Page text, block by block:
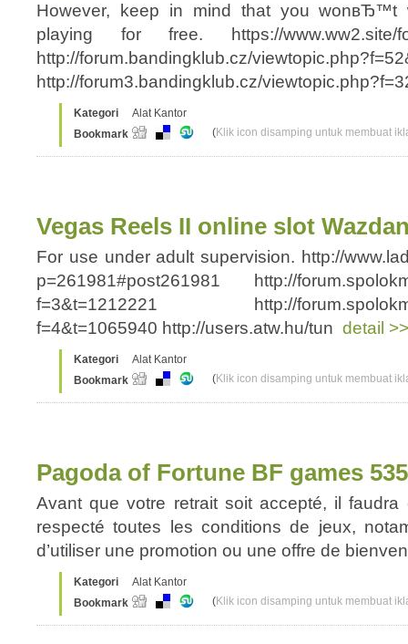
However, keep in mind that you wonвЂ™t
playing for free. https://www.ww2.site/
http://forum.bandingklub.cz/
http://forum3.bandingklub.cz/
Kategori
Alat Kantor
Bookmark
(Klik icon disamping untuk membuat
Vegas Reels II online slot
For use under adult supervision. http://
p=261981#post261981 http://
f=3&t=1212221 http://
f=4&t=1065940 http://users.atw.hu/tun detail >>
Kategori
Alat Kantor
Bookmark
(Klik icon disamping untuk membuat
Pagoda of Fortune BF games
Avant que votre retrait soit accepté, il faudra
respecté toutes les conditions de jeux,
d’utiliser une promotion ou une offre de
Kategori
Alat Kantor
Bookmark
(Klik icon disamping untuk membuat